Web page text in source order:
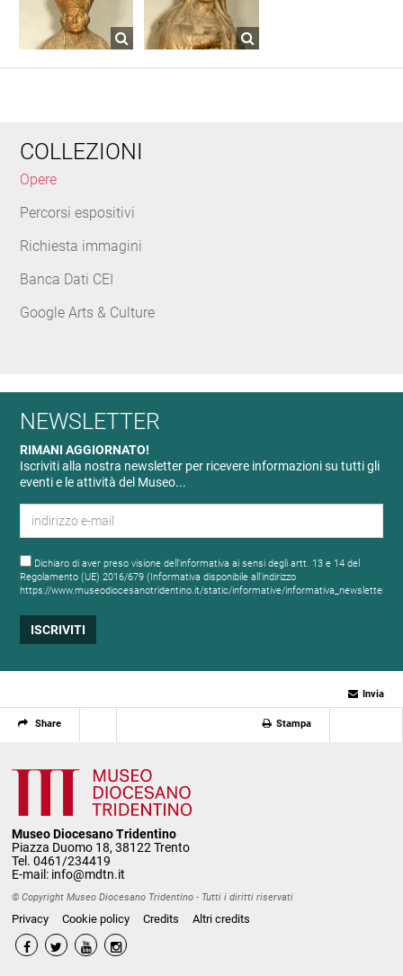
COLLEZIONI
Opere
Percorsi espositivi
Richiesta immagini
Banca Dati CEI
Google Arts & Culture
NEWSLETTER
RIMANI AGGIORNATO!
Iscriviti alla nostra newsletter per ricevere informazioni su tutti gli
eventi e le attività del Museo...
Dichiaro di aver preso visione dell'informativa ai sensi degli artt. 13 e 14 del
Regolamento (UE) 2016/679 (Informativa disponibile all'indirizzo
https://www.museodiocesanotridentino.it/static/informative/
Share
Invia
Stampa
Museo Diocesano Tridentino
Piazza Duomo 18, 38122 Trento
Tel. 0461/234419
E-mail: info@mdtn.it
© Copyright Museo Diocesano Tridentino - Tutti i diritti riservati
Privacy Cookie policy Credits Altri credits